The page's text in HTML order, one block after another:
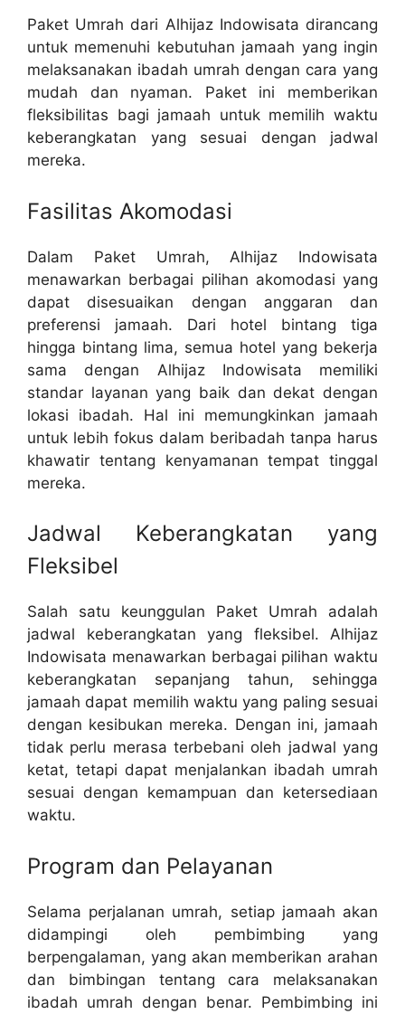
Paket Umrah dari Alhijaz Indowisata dirancang
untuk memenuhi kebutuhan jamaah yang ingin
melaksanakan ibadah umrah dengan cara yang
mudah dan nyaman. Paket ini memberikan
fleksibilitas bagi jamaah untuk memilih waktu
keberangkatan yang sesuai dengan jadwal
mereka.
Fasilitas Akomodasi
Dalam Paket Umrah, Alhijaz Indowisata
menawarkan berbagai pilihan akomodasi yang
dapat disesuaikan dengan anggaran dan
preferensi jamaah. Dari hotel bintang tiga
hingga bintang lima, semua hotel yang bekerja
sama dengan Alhijaz Indowisata memiliki
standar layanan yang baik dan dekat dengan
lokasi ibadah. Hal ini memungkinkan jamaah
untuk lebih fokus dalam beribadah tanpa harus
khawatir tentang kenyamanan tempat tinggal
mereka.
Jadwal Keberangkatan yang
Fleksibel
Salah satu keunggulan Paket Umrah adalah
jadwal keberangkatan yang fleksibel. Alhijaz
Indowisata menawarkan berbagai pilihan waktu
keberangkatan sepanjang tahun, sehingga
jamaah dapat memilih waktu yang paling sesuai
dengan kesibukan mereka. Dengan ini, jamaah
tidak perlu merasa terbebani oleh jadwal yang
ketat, tetapi dapat menjalankan ibadah umrah
sesuai dengan kemampuan dan ketersediaan
waktu.
Program dan Pelayanan
Selama perjalanan umrah, setiap jamaah akan
didampingi oleh pembimbing yang
berpengalaman, yang akan memberikan arahan
dan bimbingan tentang cara melaksanakan
ibadah umrah dengan benar. Pembimbing ini